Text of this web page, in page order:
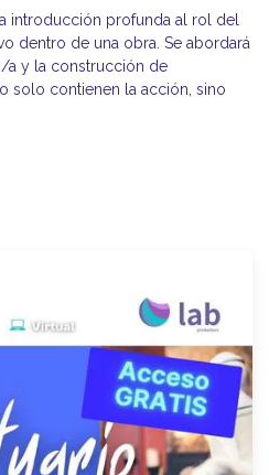
introducción profunda al rol del
dentro de una obra. Se abordará
y la construcción de
solo contienen la acción, sino